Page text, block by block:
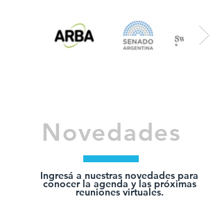
Novedades
Ingresá a nuestras novedades para
conocer la agenda y las próximas
reuniones virtuales.